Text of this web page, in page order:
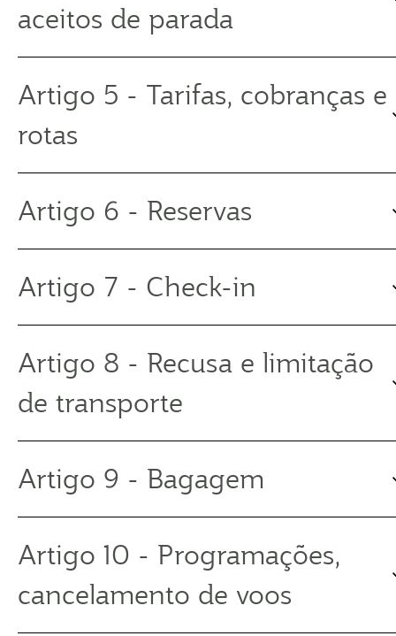
aceitos de parada
Artigo 5 - Tarifas, cobranças e
rotas
Artigo 6 - Reservas
Artigo 7 - Check-in
Artigo 8 - Recusa e limitação
de transporte
Artigo 9 - Bagagem
Artigo 10 - Programações,
cancelamento de voos